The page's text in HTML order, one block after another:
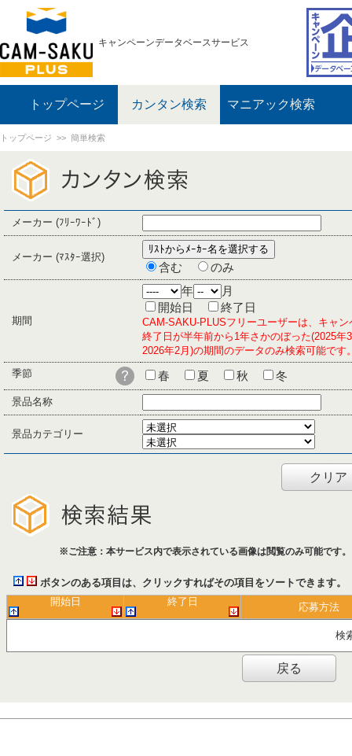
キャンペーンデータベースサービス
トップページ カンタン検索 マニアック検索
トップページ >> 簡単検索
メーカー (ﾌﾘｰﾜｰﾄﾞ)
メーカー (ﾏｽﾀｰ選択)
含む のみ
期間
年
月
開始日
終了日
CAM-SAKU-PLUSフリーユーザーは、キャン
終了日が半年前から1年さかのぼった(2025年
2026年2月)の期間のデータのみ検索可能です
季節
春 夏 秋 冬
景品名称
景品カテゴリー
クリア
※ご注意：本サービス内で表示されている画像は閲覧のみ可能です。
ボタンのある項目は、クリックすればその項目をソートできます。
開始日
終了日 応募方法
検
戻る